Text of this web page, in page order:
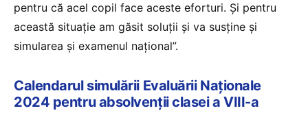
pentru că acel copil face aceste eforturi. Și pentru
această situație am găsit soluții și va susține și
simularea și examenul național”.
Calendarul simulării Evaluării Naționale
2024 pentru absolvenții clasei a VIII-a